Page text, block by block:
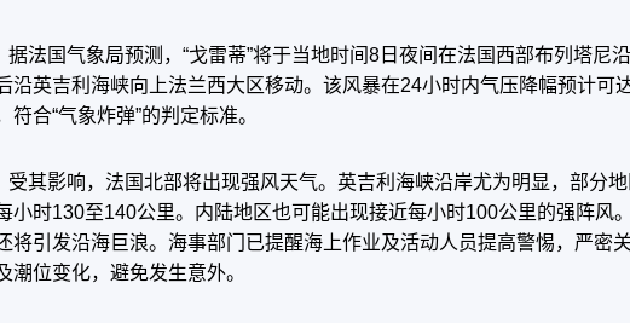
据法国气象局预测，“戈雷蒂”将于当地时间8日夜间在法国西部布列塔尼沿
沿英吉利海峡向上法兰西大区移动。该风暴在24小时内气压降幅预计可
符合“气象炸弹”的判定标准。
受其影响，法国北部将出现强风天气。英吉利海峡沿岸尤为明显，部分
小时130至140公里。内陆地区也可能出现接近每小时100公里的强阵风
将引发沿海巨浪。海事部门已提醒海上作业及活动人员提高警惕，严密
潮位变化，避免发生意外。